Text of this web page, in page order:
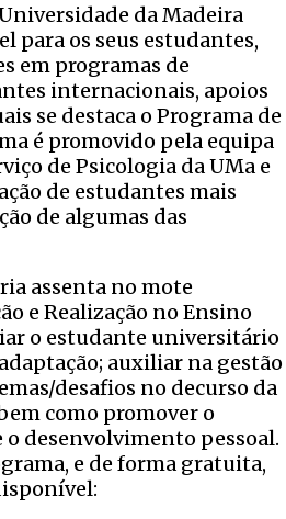
da Madeira
para os seus estudantes,
em programas de
internacionais, apoios
se destaca o Programa de
é promovido pela equipa
de Psicologia da UMa e
de estudantes mais
de algumas das
assenta no mote
e Realização no Ensino
o estudante universitário
auxiliar na gestão
desafios no decurso da
como promover o
o desenvolvimento pessoal.
e de forma gratuita,